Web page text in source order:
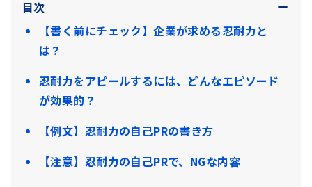
目次
【書く前にチェック】企業が求める忍耐力と
は？
忍耐力をアピールするには、どんなエピソード
が効果的？
【例文】忍耐力の自己PRの書き方
【注意】忍耐力の自己PRで、NGな内容